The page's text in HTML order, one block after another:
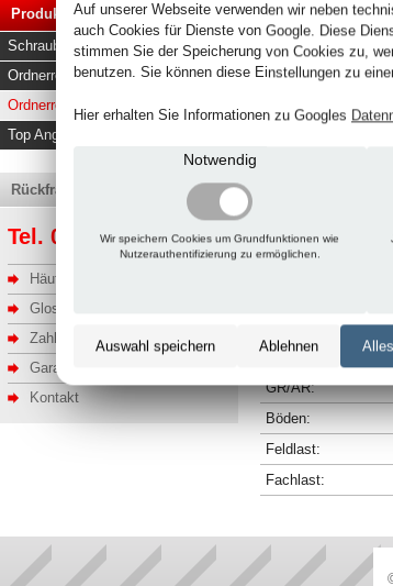
Produkte
Schraubregale
Ordnerregale
Ordnerregale kaufen
Top Angebote
Rückfragen, Hilfe, Bestellen?
Tel. 06201 690095-0
Häufige Fragen
Glossar
Zahlung u. Versand
Garantie
Kontakt
Breite:
Tiefe:
Typ:
GR/AR:
Böden:
Feldlast:
Fachlast:
Auf unserer Webseite verwenden wir neben
auch Cookies für Dienste von Google. Diese
stimmen Sie der Speicherung von Cookies zu,
benutzen. Sie können diese Einstellungen zu
Hier erhalten Sie Informationen zu Googles
Notwendig
Wir speichern Cookies um Grundfunktionen wie
Nutzerauthentifizierung zu ermöglichen.
Auswahl speichern Ablehnen